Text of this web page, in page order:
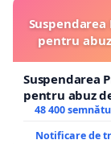
pentru
Suspendarea
pentru abuz
48 400
Notificare de